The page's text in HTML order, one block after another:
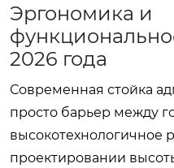
Эргономика и
2026 года
Современная стойка
просто барьер между
высокотехнологичное
проектировании